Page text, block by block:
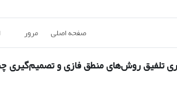
صفحه اصلی مرور
تلفیق روش‌های منطق فازی و تصمیم‌گیری